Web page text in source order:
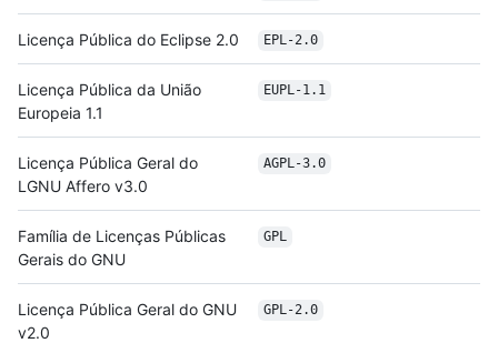
Licença Pública do Eclipse 2.0 EPL-2.0
Licença Pública da União
Europeia 1.1
EUPL-1.1
Licença Pública Geral do
LGNU Affero v3.0
AGPL-3.0
Família de Licenças Públicas
Gerais do GNU
GPL
Licença Pública Geral do GNU
v2.0
GPL-2.0